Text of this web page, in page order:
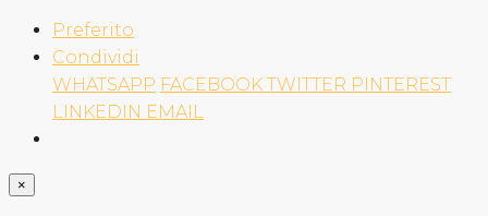
Preferito
Condividi
WHATSAPP FACEBOOK TWITTER PINTEREST
LINKEDIN EMAIL
×